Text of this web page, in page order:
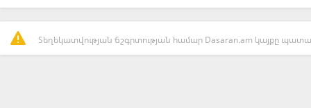
Տեղեկատվության ճշգրտության համար Dasaran.am կայքը